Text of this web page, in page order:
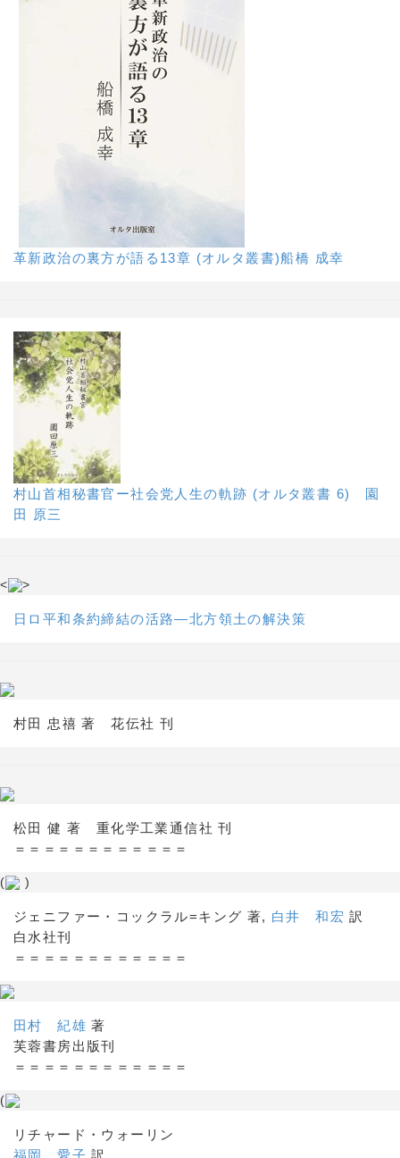
革新政治の裏方が語る13章 (オルタ叢書)船橋 成幸
村山首相秘書官ー社会党人生の軌跡 (オルタ叢書 6) 園
田 原三
< >
日ロ平和条約締結の活路―北方領土の解決策
村田 忠禧 著 花伝社 刊
松田 健 著 重化学工業通信社 刊
＝＝＝＝＝＝＝＝＝＝＝＝
( )
ジェニファー・コックラル=キング 著, 白井 和宏 訳
白水社刊
＝＝＝＝＝＝＝＝＝＝＝＝
田村 紀雄 著
芙蓉書房出版刊
＝＝＝＝＝＝＝＝＝＝＝＝
(
リチャード・ウォーリン
福岡 愛子 訳